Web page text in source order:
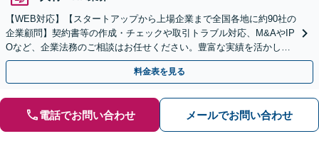
【WEB対応】【スタートアップから上場企業まで全国各地に約90社の
企業顧問】契約書等の作成・チェックや取引トラブル対応、M&AやIP
Oなど、企業法務のご相談はお任せください。豊富な実績を活かし的
確に対応を進めてまいります。
料金表を見る
電話でお問い合わせ メールでお問い合わせ